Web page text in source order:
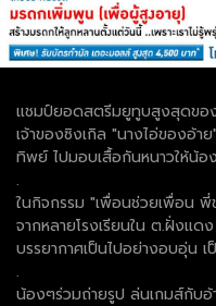
แชมป์ยอดสตรีมยูทูบสูงสุดขอ
เจ้าของซิงเกิล "นางไอ่ของอ้
ทิพย์ ไปมอบเสื้อกันหนาวให้น้
.
ในกิจกรรม "เพื่อนช่วยเพื่อน
จากหลายโรงเรียนใน ต.ฝั่งแ
บรรยากาศเป็นไปอย่างอบอุ่น เ
.
น้องๆร่วมถ่ายรูป ล่นเกมส์กับ